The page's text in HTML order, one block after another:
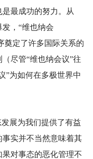
最成功的努力。从
，“维也纳会
奠定了许多国际关系的
尽管“维也纳会议”往
”为如何在多极世界中
展为我们提供了有益
实并不当然意味着其
对事态的恶化管理不